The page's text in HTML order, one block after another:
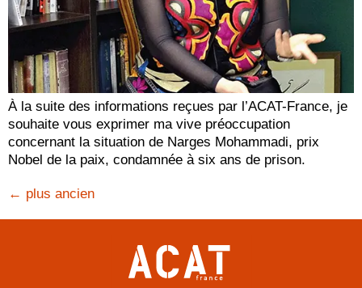
À la suite des informations reçues par l’ACAT-France, je
souhaite vous exprimer ma vive préoccupation
concernant la situation de Narges Mohammadi, prix
Nobel de la paix, condamnée à six ans de prison.
← plus ancien